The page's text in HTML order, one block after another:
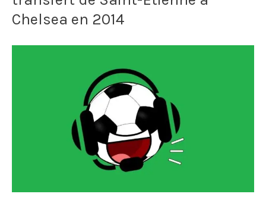
ses
Chelsea en 2014